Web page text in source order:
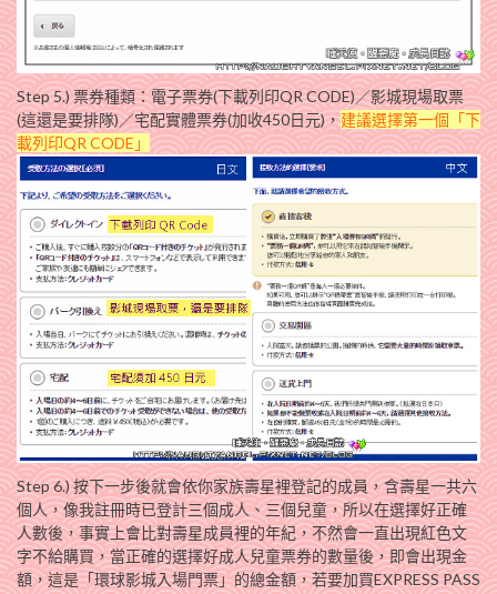
Step 5.) 票券種類：電子票券(下載列印QR CODE)／影城現場取票
(這還是要排隊)／宅配實體票券(加收450日元)，建議選擇第一個「下
載列印QR CODE」
Step 6.) 按下一步後就會依你家族壽星裡登記的成員，含壽星一共六
個人，像我註冊時已登計三個成人、三個兒童，所以在選擇好正確
人數後，事實上會比對壽星成員裡的年紀，不然會一直出現紅色文
字不給購買，當正確的選擇好成人兒童票券的數量後，即會出現金
額，這是「環球影城入場門票」的總金額，若要加買EXPRESS PASS